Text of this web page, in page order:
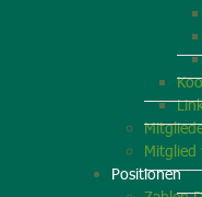
Mitglied
Positionen